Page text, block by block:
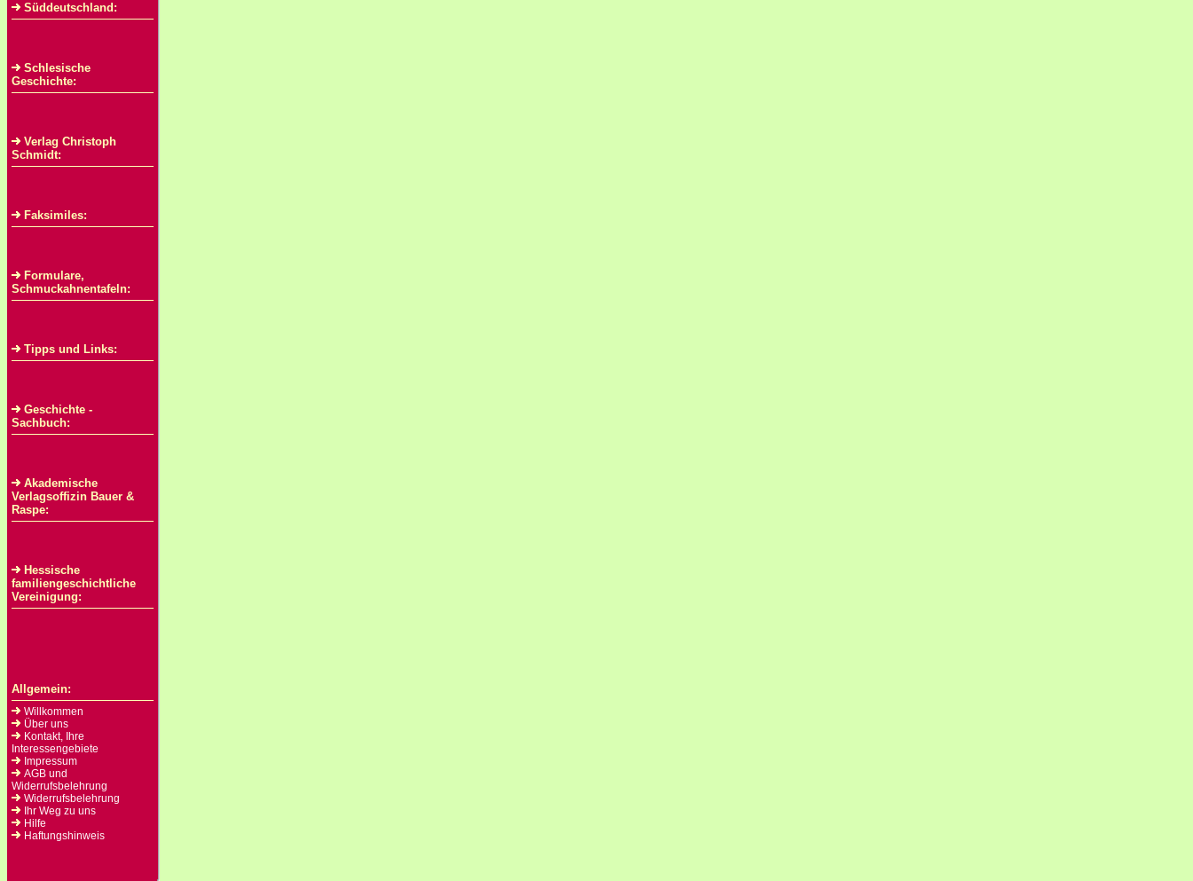
Süddeutschland:
Schlesische
Geschichte:
Verlag Christoph
Schmidt:
Faksimiles:
Formulare,
Schmuckahnentafeln:
Tipps und Links:
Geschichte -
Sachbuch:
Akademische
Verlagsoffizin Bauer &
Raspe:
Hessische
familiengeschichtliche
Vereinigung:
Allgemein:
Willkommen
Über uns
Kontakt, Ihre
Interessengebiete
Impressum
AGB und
Widerrufsbelehrung
Widerrufsbelehrung
Ihr Weg zu uns
Hilfe
Haftungshinweis